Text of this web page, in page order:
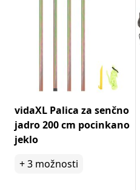
vidaXL Palica za senčno
jadro 200 cm pocinkano
jeklo
+3 možnosti